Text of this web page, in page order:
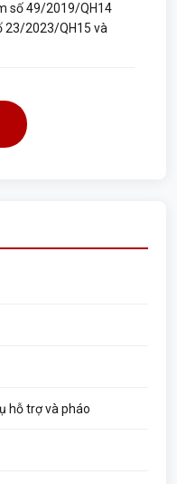
số 49/2019/QH14
23/2023/QH15 và
hỗ trợ và pháo